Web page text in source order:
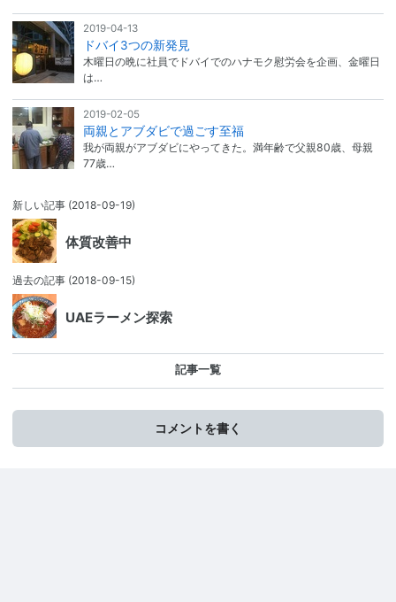
2019-04-13
ドバイ3つの新発見
木曜日の晩に社員でドバイでのハナモク慰労会を企画、金曜日
は…
2019-02-05
両親とアブダビで過ごす至福
我が両親がアブダビにやってきた。満年齢で父親80歳、母親
77歳…
新しい記事 (2018-09-19)
体質改善中
過去の記事 (2018-09-15)
UAEラーメン探索
記事一覧
コメントを書く